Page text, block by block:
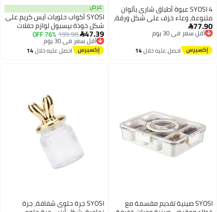
SYOSI 4 عبوة أطباق شارى بألوان
متنوعة، وعاء خزف على شكل ورقة،
أطباق سوشي وأطباق صلصة
الصويا، أطباق لتقديم الأطباق
الجانبية للفاتح، زيت، خل، كاتشب
77.90
أقل سعر في 30 يوم
توصيل مجاني
احصل عليه خلال14
اغسطس
عرض
SYOSI أكواب حلويات آيس كريم على
شكل خوذة بيسبول لوازم حفلات
بيسبول سعة 8 أونصات أكواب
سونداي صغيرة أطباق بيسبول
قابلة للاستخدام لمرة واحدة ملاعق
47.39
199.98
76% OFF أقل سعر في 30 يوم
توصيل مجاني
أقل سعر في 30 يوماحصل عليه خلال14
اغسطس
SYOSI صينية تقديم مقسمة مع SYOSI جرة حلوى شفافة، جرة